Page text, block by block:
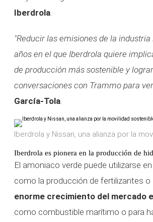
Iberdrola.
"Reducir las emisiones de la
años en el que Iberdrola quiere
de producción más sostenible y
conversaciones con Trammo para
García-Tola.
Iberdrola y Nissan, una alianza por la
Iberdrola es pionera en la producción de
El amoniaco verde puede utilizarse
como la producción de fertilizantes
enorme crecimiento del mercado
como combustible marítimo o para